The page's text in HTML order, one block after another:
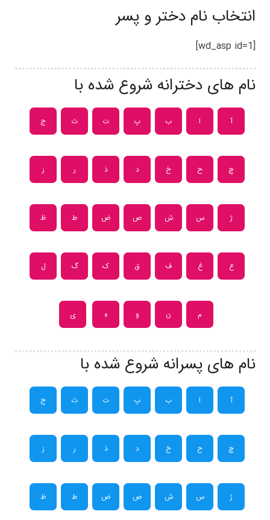
انتخاب نام دختر و پسر
[wd_asp id=1]
نام های دخترانه شروع شده با
آ ا ب پ ت ث ج
چ ح خ د ذ ر ز
ژ س ش ص ض ط ظ
ع غ ف ق ک گ ل
م ن و ه ی
نام های پسرانه شروع شده با
آ ا ب پ ت ث ج
چ ح خ د ذ ر ز
ژ س ش ص ض ط ظ